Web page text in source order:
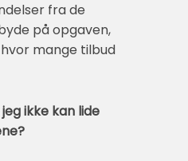
fra de
på opgaven,
mange tilbud
ikke kan lide